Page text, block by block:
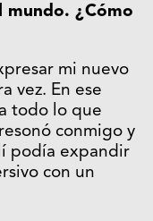
mundo. ¿Cómo
mi nuevo
vez. En ese
todo lo que
conmigo y
podía expandir
con un